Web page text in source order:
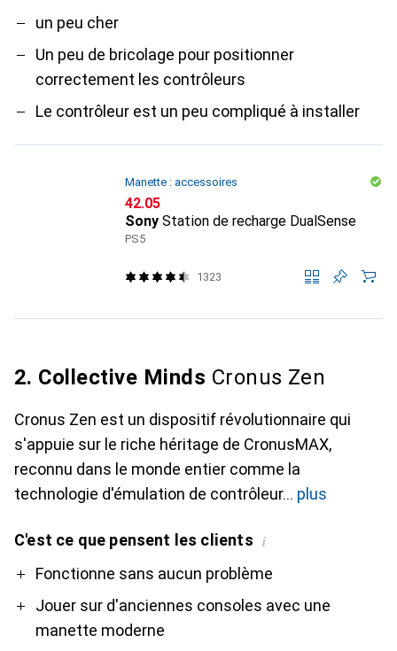
un peu cher
Un peu de bricolage pour positionner
correctement les contrôleurs
Le contrôleur est un peu compliqué à installer
Manette : accessoires
CHF
42.05
Sony Station de recharge DualSense
PS5
1323
2. Collective Minds Cronus Zen
Cronus Zen est un dispositif révolutionnaire qui
s'appuie sur le riche héritage de CronusMAX,
reconnu dans le monde entier comme la
technologie d'émulation de contrôleur
plus
C'est ce que pensent les clients i
ProFonctionne sans aucun problème
Jouer sur d'anciennes consoles avec une
manette moderne
Contre